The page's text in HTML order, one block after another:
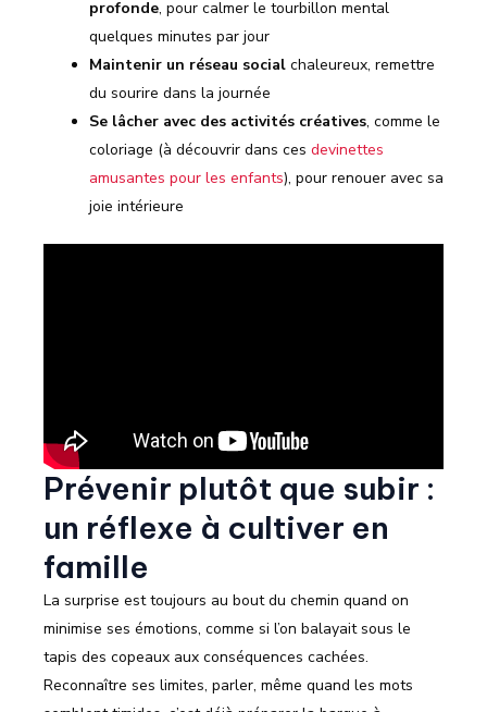
profonde, pour calmer le tourbillon mental
quelques minutes par jour
Maintenir un réseau social chaleureux, remettre
du sourire dans la journée
Se lâcher avec des activités créatives, comme le
coloriage (à découvrir dans ces devinettes
amusantes pour les enfants), pour renouer avec sa
joie intérieure
Prévenir plutôt que subir :
un réflexe à cultiver en
famille
La surprise est toujours au bout du chemin quand on
minimise ses émotions, comme si l’on balayait sous le
tapis des copeaux aux conséquences cachées.
Reconnaître ses limites, parler, même quand les mots